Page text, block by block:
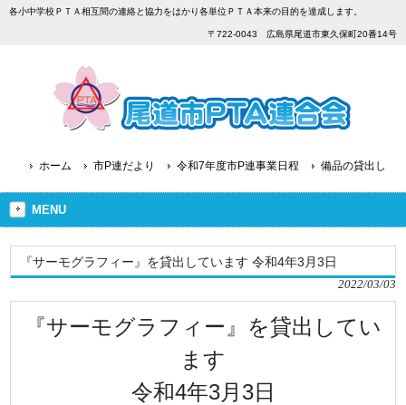
各小中学校ＰＴＡ相互間の連絡と協力をはかり各単位ＰＴＡ本来の目的を達成します。
〒722-0043 広島県尾道市東久保町20番14号
ホーム 市P連だより 令和7年度市P連事業日程 備品の貸出し
MENU
『サーモグラフィー』を貸出しています 令和4年3月3日
2022/03/03
『サーモグラフィー』を貸出してい
ます
令和4年3月3日